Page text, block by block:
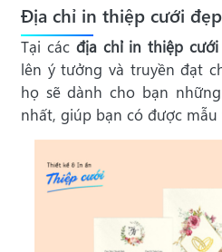
Địa chỉ in thiệp cưới đẹp
Tại các địa chỉ in thiệp cưới
lên ý tưởng và truyền đạt
họ sẽ dành cho bạn
nhất, giúp bạn có được